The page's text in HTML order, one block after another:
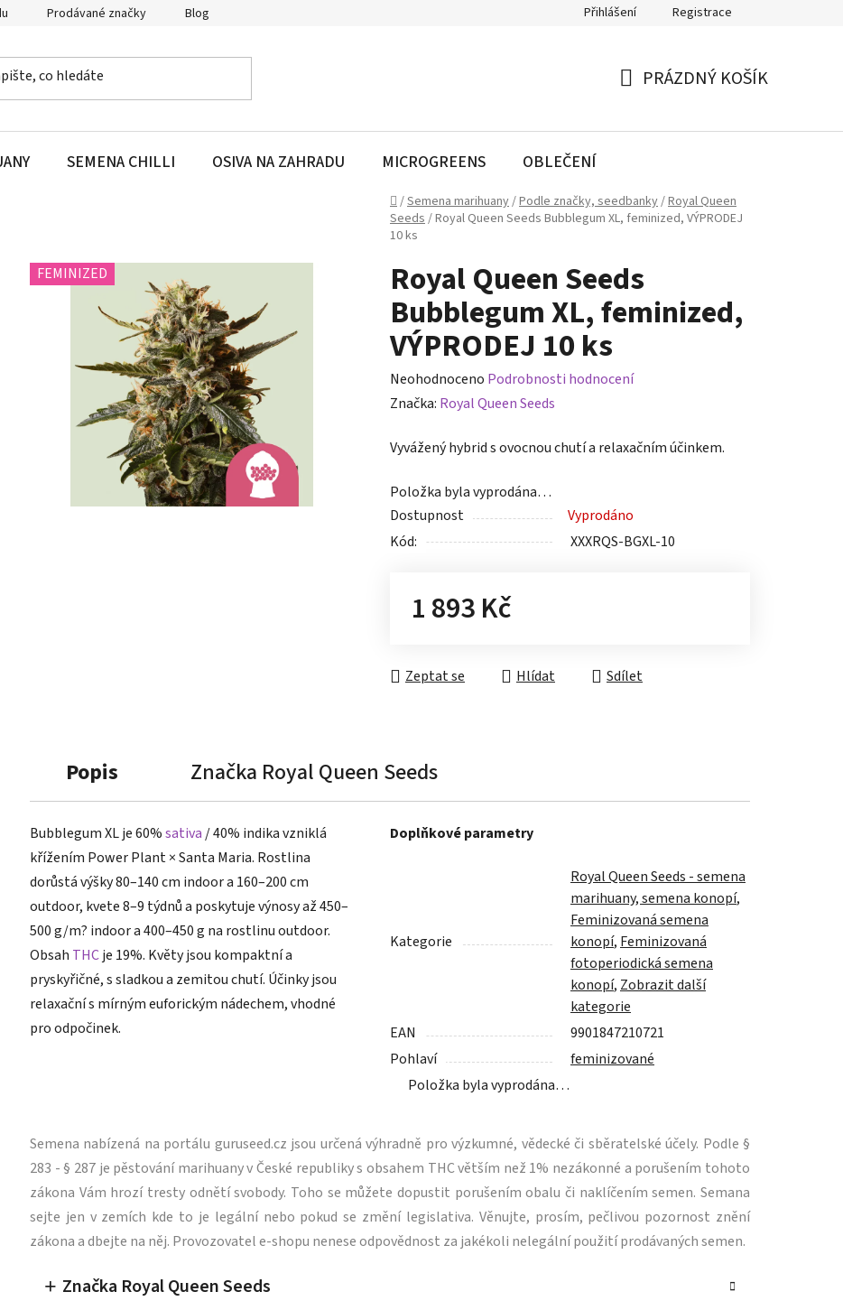
Prodávané značky Blog Přihlášení Registrace
PRÁZDNÝ KOŠÍK
SEMENA CHILLI OSIVA NA ZAHRADU MICROGREENS OBLEČENÍ
Domů
/Semena marihuany/Podle značky, seedbanky/Royal Queen
Seeds/Royal Queen Seeds Bubblegum XL, feminized, VÝPRODEJ
10 ks
Royal Queen Seeds
Bubblegum XL, feminized,
VÝPRODEJ 10 ks
Průměrné
hodnocení
je
z
5
hvězdiček.
Neohodnoceno Podrobnosti hodnocení
Značka: Royal Queen Seeds
Vyvážený hybrid s ovocnou chutí a relaxačním účinkem.
Položka byla vyprodána…
Dostupnost
Vyprodáno
Kód:
XXXRQS-BGXL-10
1 893 Kč
Zeptat se
Hlídat Sdílet
FEMINIZED
Popis Značka Royal Queen Seeds
Bubblegum XL je 60%sativa / 40% indika vzniklá
křížením Power Plant × Santa Maria. Rostlina
dorůstá výšky 80–140 cm indoor a 160–200 cm
outdoor, kvete 8–9 týdnů a poskytuje výnosy až 450–
500 g/m? indoor a 400–450 g na rostlinu outdoor.
Obsah THCje 19%. Květy jsou kompaktní a
pryskyřičné, s sladkou a zemitou chutí. Účinky jsou
relaxační s mírným euforickým nádechem, vhodné
pro odpočinek.
Doplňkové parametry
Kategorie
Royal Queen Seeds - semena
marihuany, semena konopí,
Feminizovaná semena
konopí, Feminizovaná
fotoperiodická semena
konopí, Zobrazit další
kategorie
EAN
9901847210721
Pohlaví
feminizované
Položka byla vyprodána…
Semena nabízená na portálu guruseed.cz jsou určená výhradně pro výzkumné, vědecké či sběratelské účely. Podle §
283 - § 287 je pěstování marihuany v České republiky s obsahem THC větším než 1% nezákonné a porušením tohoto
zákona Vám hrozí tresty odnětí svobody. Toho se můžete dopustit porušením obalu či naklíčením semen. Semana
sejte jen v zemích kde to je legální nebo pokud se změní legislativa. Věnujte, prosím, pečlivou pozornost znění
zákona a dbejte na něj. Provozovatel e-shopu nenese odpovědnost za jakékoli nelegální použití prodávaných semen.
Značka Royal Queen Seeds